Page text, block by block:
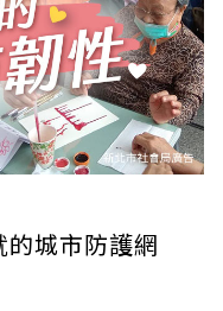
城市防護網